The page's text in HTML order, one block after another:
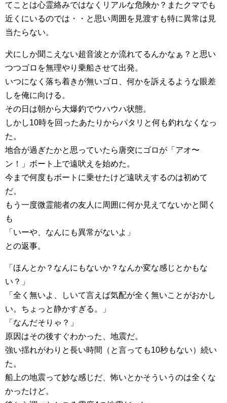
てことは心霊絡みではなくリアルな危険か？またクマでも
近くにいるのでは・・と思い周囲を見渡すも特に異常は見
当たらない。
犬にしか聞こえない超音波とか流れてるんかなぁ？と思い
つつゴロを無理やり乗船させて出発。
いつになく落ち着きが無いゴロ、何かを訴えるような眼差
しを俺に向ける。
その日は朝から大爆釣でウハウハ状態。
しかし10時を回ったあたりからパタリと何も釣れなくなっ
た。
地合が過ぎたかと思っていたら唐突にゴロが「アオ〜
ン！」ボート上で遠吠えを始めた。
今まで何度もボートに乗せたけど遠吠えするのは初めて
だ。
もう一度微霊能者の友人に周囲に何か見えてないかと聞く
も
「いーや、なんにも異常がないよ」
との返事。
「ほんとか？なんにもないか？なんか変な感じとかもな
い？」
「全く無いよ、しいて言えば気配が全く無いことがおかし
い。ちょっと静かすぎる。」
「なんだそりゃ？」
原因はその後すぐわかった、地震だ。
強い揺れがわりと長い時間（と言っても10秒もない）続い
た。
船上の地震って妙な感じだ、怖いとかそういうのは全くな
かったけど。